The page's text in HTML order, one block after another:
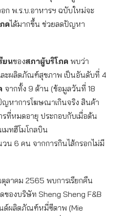
ก พ.ร.บ.อาหารฯ ฉบับใหม่จะ
คได้มากขึ้น ช่วยลดปัญหา
ยนของสภาผู้บริโภค พบว่า
ะผลิตภัณฑ์สุขภาพ เป็นอันดับที่ 4
จากทั้ง 9 ด้าน (ข้อมูลวันที่ 18
หาการโฆษณาเกินจริง สินค้า
รที่หมดอายุ ประกอบกับเมื่อต้น
มทฮีโมโกลบิน
น 6 คน จากการกินไส้กรอกไม่มี
ลาคม 2565 พบการเรียกคืน
ของบริษัท Sheng Sheng F&B
ด์ผลิตภัณฑ์หมี่ซีดาพ (Mie